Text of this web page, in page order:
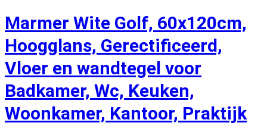
Marmer Wite Golf, 60x120cm,
Hoogglans, Gerectificeerd,
Vloer en wandtegel voor
Badkamer, Wc, Keuken,
Woonkamer, Kantoor, Praktijk